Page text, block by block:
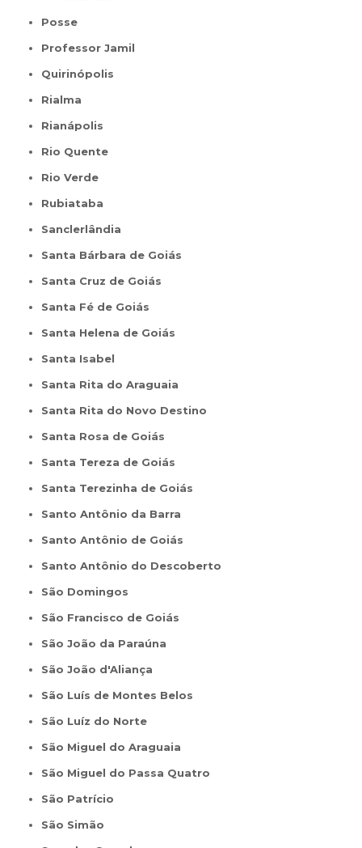
Posse
Professor Jamil
Quirinópolis
Rialma
Rianápolis
Rio Quente
Rio Verde
Rubiataba
Sanclerlândia
Santa Bárbara de Goiás
Santa Cruz de Goiás
Santa Fé de Goiás
Santa Helena de Goiás
Santa Isabel
Santa Rita do Araguaia
Santa Rita do Novo Destino
Santa Rosa de Goiás
Santa Tereza de Goiás
Santa Terezinha de Goiás
Santo Antônio da Barra
Santo Antônio de Goiás
Santo Antônio do Descoberto
São Domingos
São Francisco de Goiás
São João da Paraúna
São João d'Aliança
São Luís de Montes Belos
São Luíz do Norte
São Miguel do Araguaia
São Miguel do Passa Quatro
São Patrício
São Simão